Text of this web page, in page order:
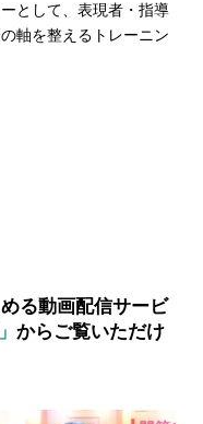
として、表現者・指導
軸を整えるトレーニン
る動画配信サービ
からご覧いただけ